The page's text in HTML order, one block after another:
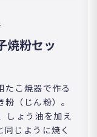
焼粉セッ
たこ焼器で作る
（じん粉）。
しょう油を加え
じように焼く